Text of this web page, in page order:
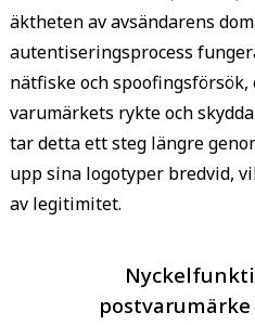
äktheten av avsändarens
autentiseringsprocess
nätfiske och
varumärkets rykte och
tar detta ett steg längre
upp sina logotyper bredvid,
av legitimitet.